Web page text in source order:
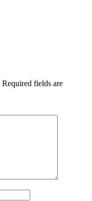
Required fields are